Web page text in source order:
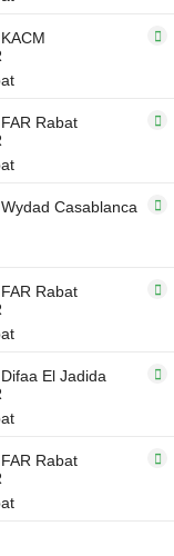
KACM
FAR Rabat
Wydad Casablanca
FAR Rabat
Difaa El Jadida
FAR Rabat